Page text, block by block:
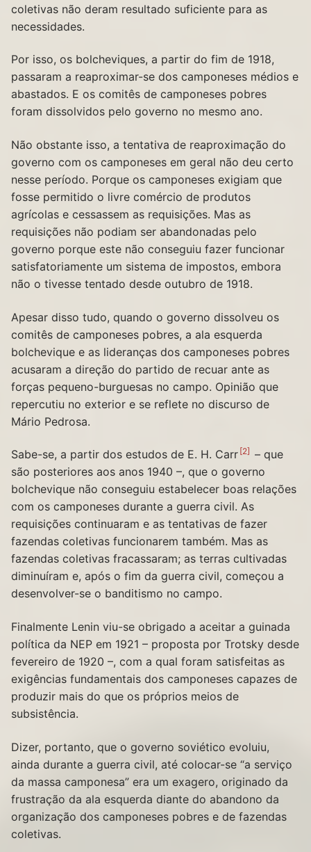
coletivas não deram resultado suficiente para as
necessidades.
Por isso, os bolcheviques, a partir do fim de 1918,
passaram a reaproximar-se dos camponeses médios e
abastados. E os comitês de camponeses pobres
foram dissolvidos pelo governo no mesmo ano.
Não obstante isso, a tentativa de reaproximação do
governo com os camponeses em geral não deu certo
nesse período. Porque os camponeses exigiam que
fosse permitido o livre comércio de produtos
agrícolas e cessassem as requisições. Mas as
requisições não podiam ser abandonadas pelo
governo porque este não conseguiu fazer funcionar
satisfatoriamente um sistema de impostos, embora
não o tivesse tentado desde outubro de 1918.
Apesar disso tudo, quando o governo dissolveu os
comitês de camponeses pobres, a ala esquerda
bolchevique e as lideranças dos camponeses pobres
acusaram a direção do partido de recuar ante as
forças pequeno-burguesas no campo. Opinião que
repercutiu no exterior e se reflete no discurso de
Mário Pedrosa.
Sabe-se, a partir dos estudos de E. H. Carr 2
– que
são posteriores aos anos 1940 –, que o governo
bolchevique não conseguiu estabelecer boas relações
com os camponeses durante a guerra civil. As
requisições continuaram e as tentativas de fazer
fazendas coletivas funcionarem também. Mas as
fazendas coletivas fracassaram; as terras cultivadas
diminuíram e, após o fim da guerra civil, começou a
desenvolver-se o banditismo no campo.
Finalmente Lenin viu-se obrigado a aceitar a guinada
política da NEP em 1921 – proposta por Trotsky desde
fevereiro de 1920 –, com a qual foram satisfeitas as
exigências fundamentais dos camponeses capazes de
produzir mais do que os próprios meios de
subsistência.
Dizer, portanto, que o governo soviético evoluiu,
ainda durante a guerra civil, até colocar-se “a serviço
da massa camponesa” era um exagero, originado da
frustração da ala esquerda diante do abandono da
organização dos camponeses pobres e de fazendas
coletivas.